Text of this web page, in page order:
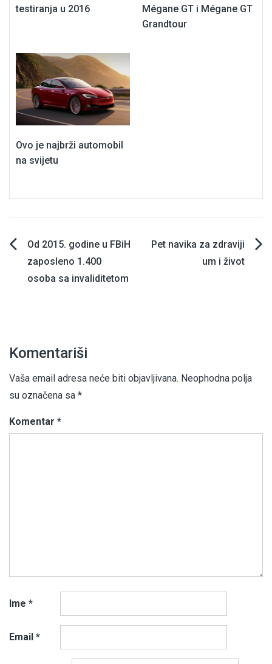
testiranja u 2016
Mégane GT i Mégane GT
Grandtour
Ovo je najbrži automobil
na svijetu
Navigacija
članaka
Od 2015. godine u FBiH
zaposleno 1.400
osoba sa invaliditetom
Pet navika za zdraviji
um i život
Komentariši
Vaša email adresa neće biti objavljivana. Neophodna polja
su označena sa *
Komentar *
Ime *
Email *